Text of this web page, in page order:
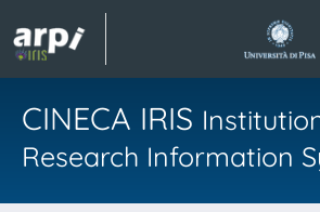
CINECA IRIS
Research Information